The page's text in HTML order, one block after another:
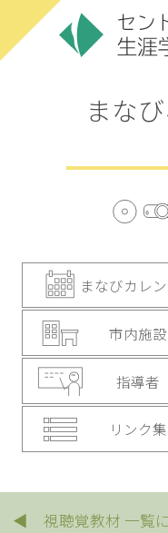
まな
まなびカレ
市内施設
指導者
リンク集
◀ 視聴覚教材 一覧